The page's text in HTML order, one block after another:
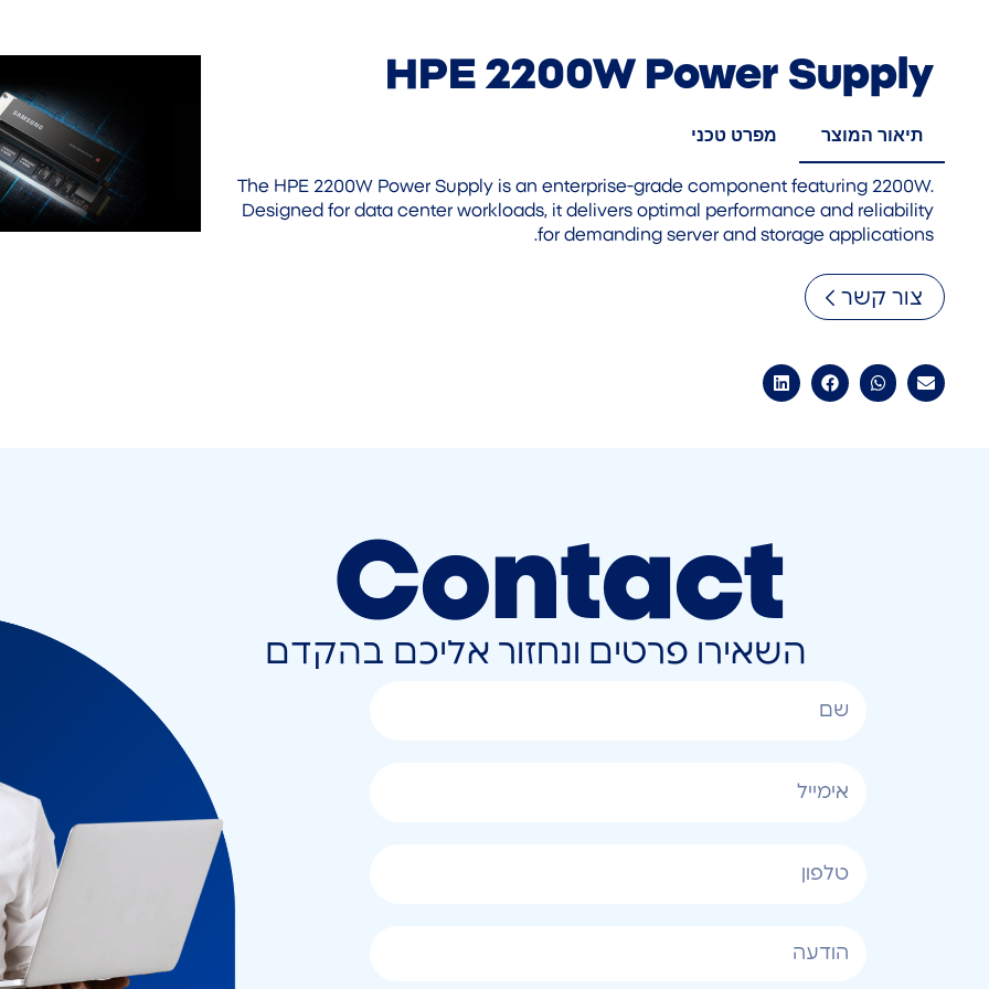
HPE 2200W Power Supply
תיאור המוצר מפרט טכני
The HPE 2200W Power Supply is an enterprise-grade component featuring 2200W.
Designed for data center workloads, it delivers optimal performance and reliability
for demanding server and storage applications.
צור קשר
Contact
השאירו פרטים ונחזור אליכם בהקדם